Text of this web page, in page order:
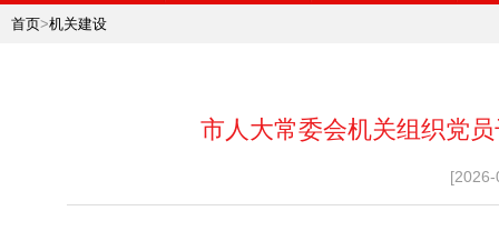
首页>机关建设
市人大常委会机关组织党